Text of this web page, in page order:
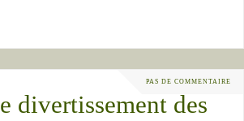
PAS DE COMMENTAIRE
divertissement des